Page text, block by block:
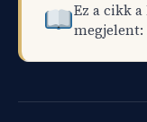
Ez a cikk a
megjelent: